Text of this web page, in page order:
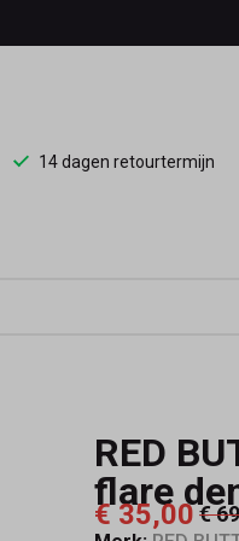
14 dagen retourtermijn
RED
flare
€ 35,00€